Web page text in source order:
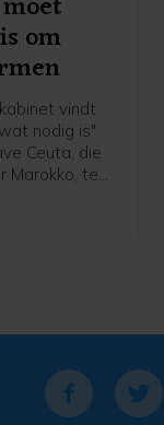
om
vindt
nodig is"
Ceuta, die
Marokko, te